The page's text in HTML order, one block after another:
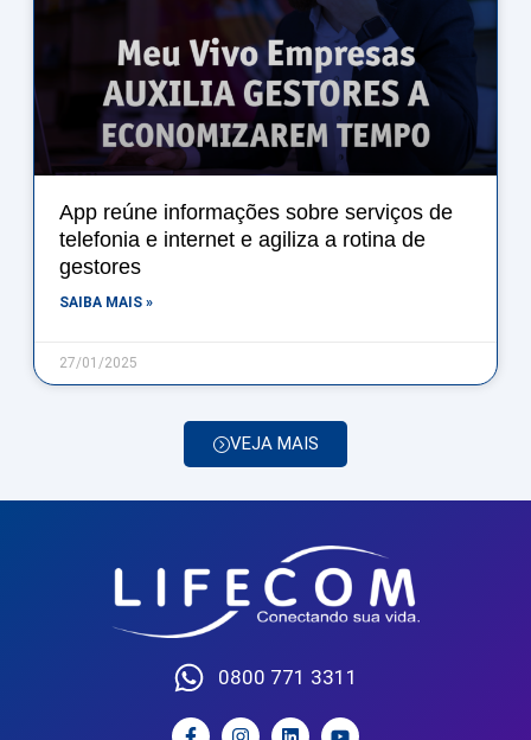
App reúne informações sobre serviços de
telefonia e internet e agiliza a rotina de
gestores
SAIBA MAIS »
27/01/2025
VEJA MAIS
0800 771 3311